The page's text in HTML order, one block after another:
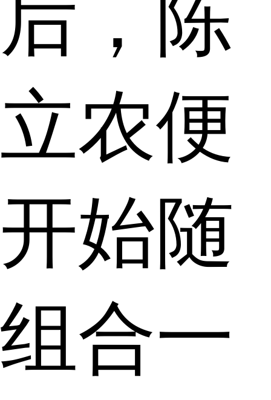
后，陈
立农便
开始随
组合一